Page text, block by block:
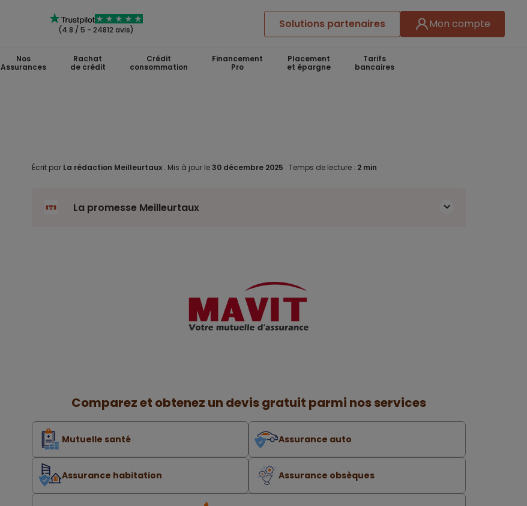
(4.8 / 5 - 24812 avis) Solutions partenaires Mon compte
Nos
Assurances
Rachat
de crédit
Crédit
consommation
Financement
Pro
Placement
et épargne
Tarifs
bancaires
Écrit par La rédaction Meilleurtaux . Mis à jour le30 décembre 2025 . Temps de lecture : 2 min
La promesse Meilleurtaux
Comparez et obtenez un devis gratuit parmi nos services
Mutuelle santé Assurance auto
Assurance habitation Assurance obsèques